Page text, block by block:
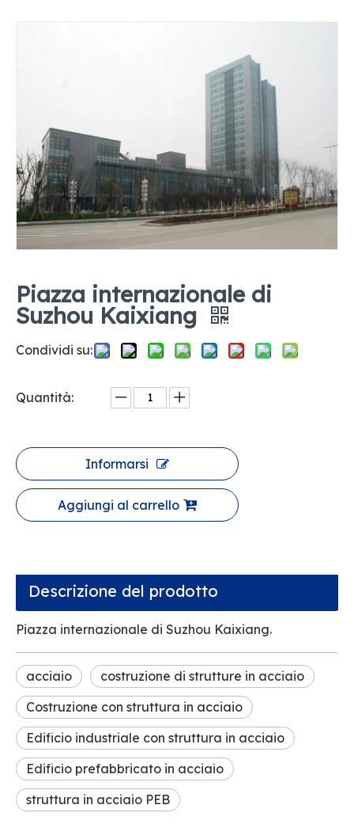
Piazza internazionale di
Suzhou Kaixiang
Condividi su:
Quantità:
Informarsi
Aggiungi al carrello
Descrizione del prodotto
Piazza internazionale di Suzhou Kaixiang.
acciaio
costruzione di strutture in acciaio
Costruzione con struttura in acciaio
Edificio industriale con struttura in acciaio
Edificio prefabbricato in acciaio
struttura in acciaio PEB